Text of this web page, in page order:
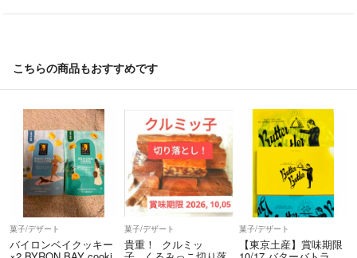
こちらの商品もおすすめです
菓子/デザート
バイロンベイクッキー
菓子/デザート
貴重！ クルミッ
菓子/デザート
【東京土産】賞味期限